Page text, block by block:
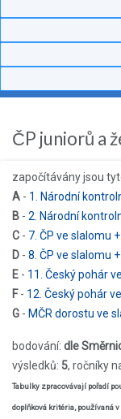
ČP juniorů a
započítávány jsou
A - 1. Národní
B - 2. Národní
C - 7. ČP ve slalomu
D - 8. ČP ve slalomu
E - 11. Český pohár
F- 12. Český pohár
G - MČR dorostu ve
bodování: dle
výsledků: 5, ročníky
Tabulky zpracovávají pořadí
doplňková kritéria, používaná